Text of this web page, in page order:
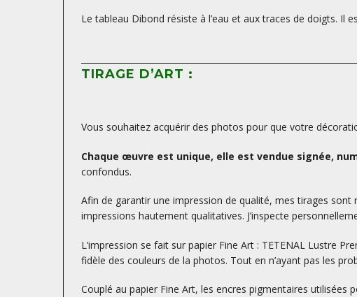
Le tableau Dibond résiste à l’eau et aux traces de doigts. Il
TIRAGE D’ART :
Vous souhaitez acquérir des photos pour que votre
Chaque œuvre est unique, elle est vendue signée,
confondus.
Afin de garantir une impression de qualité, mes tirages sont
impressions hautement qualitatives. J’inspecte
L’impression se fait sur papier Fine Art : TETENAL Lustre
fidèle des couleurs de la photos. Tout en n’ayant pas les
Couplé au papier Fine Art, les encres pigmentaires utilisées